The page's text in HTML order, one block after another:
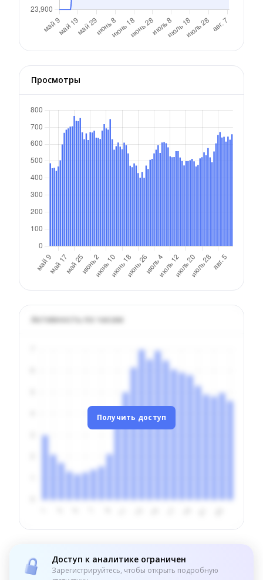
Просмотры
Активность по часам
Получить доступ
Доступ к аналитике ограничен
Зарегистрируйтесь, чтобы открыть подробную